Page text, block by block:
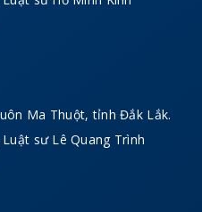
Ma Thuột, tỉnh Đắk Lắk.
sư Lê Quang Trình